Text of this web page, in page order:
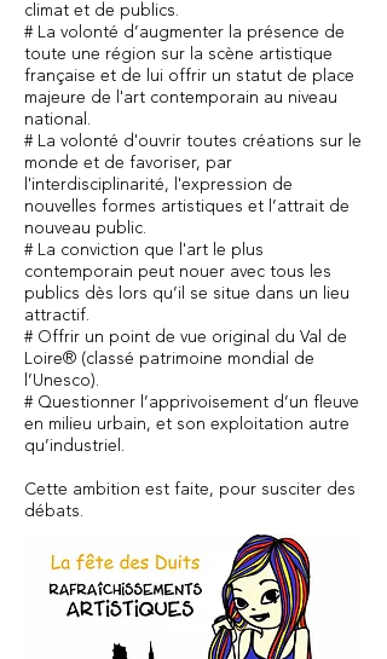
climat et de publics.
# La volonté d’augmenter la présence de
toute une région sur la scène artistique
française et de lui offrir un statut de place
majeure de l'art contemporain au niveau
national.
# La volonté d'ouvrir toutes créations sur le
monde et de favoriser, par
l'interdisciplinarité, l'expression de
nouvelles formes artistiques et l’attrait de
nouveau public.
# La conviction que l'art le plus
contemporain peut nouer avec tous les
publics dès lors qu’il se situe dans un lieu
attractif.
# Offrir un point de vue original du Val de
Loire® (classé patrimoine mondial de
l’Unesco).
# Questionner l’apprivoisement d’un fleuve
en milieu urbain, et son exploitation autre
qu’industriel.
Cette ambition est faite, pour susciter des
débats.